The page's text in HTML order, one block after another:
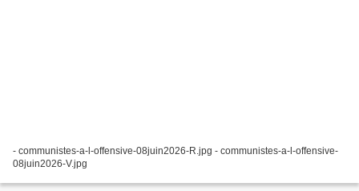
- communistes-a-l-offensive-08juin2026-R.jpg - communistes-a-l-offensive-
08juin2026-V.jpg